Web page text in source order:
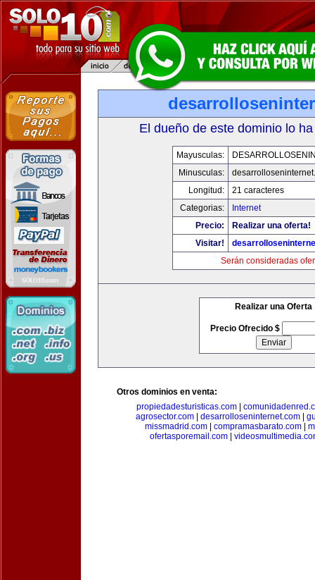
El dueño de este dominio lo
Mayusculas:
Minusculas:
Longitud:
21 caracteres
Categorias:
Internet
Precio:
Realizar una oferta!
Visitar!
Serán consideradas
Realizar una Oferta
Precio Ofrecido $
Otros dominios en venta:
propiedadesturisticas.com|
agrosector.com
desarrolloseninternet.com
missmadrid.com| compramasbarato.com|
ofertasporemail.com